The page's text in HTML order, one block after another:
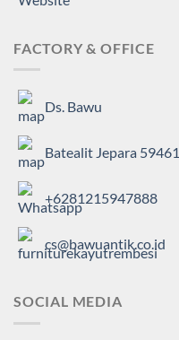
FACTORY & OFFICE
Ds. Bawu
Batealit Jepara 59461
+6281215947888
cs@bawuantik.co.id
SOCIAL MEDIA